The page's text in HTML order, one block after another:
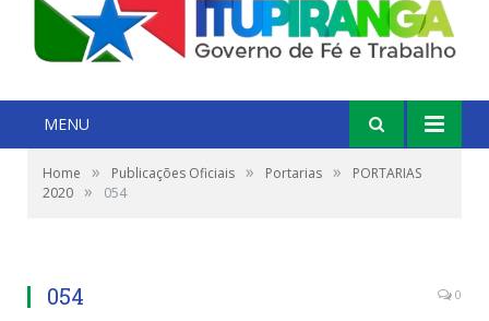
MENU
Home » Publicações Oficiais » Portarias »
PORTARIAS
2020 » 054
054 0